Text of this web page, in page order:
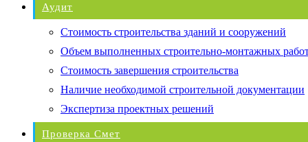
Аудит
Стоимость строительства зданий и сооружений
Объем выполненных строительно-монтажных
Стоимость завершения строительства
Наличие необходимой строительной документации
Экспертиза проектных решений
Проверка Смет